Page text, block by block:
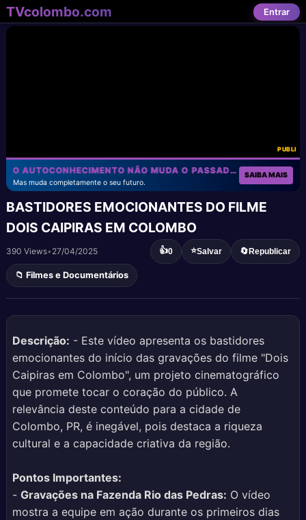
TVcolombo.com Entrar
PUBLI
O AUTOCONHECIMENTO NÃO MUDA O PASSADO!
Mas muda completamente o seu futuro.
SAIBA MAIS
BASTIDORES EMOCIONANTES DO FILME
DOIS CAIPIRAS EM COLOMBO
390 Views• 27/04/2025 👍0 ⭐Salvar 🔄 Republicar
📁 Filmes e Documentários
Descrição: - Este vídeo apresenta os bastidores
emocionantes do início das gravações do filme "Dois
Caipiras em Colombo", um projeto cinematográfico
que promete tocar o coração do público. A
relevância deste conteúdo para a cidade de
Colombo, PR, é inegável, pois destaca a riqueza
cultural e a capacidade criativa da região.
Pontos Importantes:
-Gravações na Fazenda Rio das Pedras: O vídeo
mostra a equipe em ação durante os primeiros dias